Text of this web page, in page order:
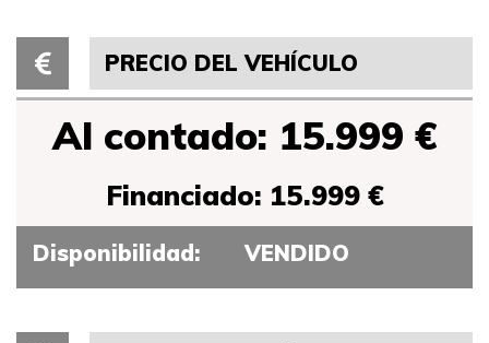
PRECIO DEL VEHÍCULO
Al contado: 15.999 €
Financiado: 15.999 €
Disponibilidad: VENDIDO